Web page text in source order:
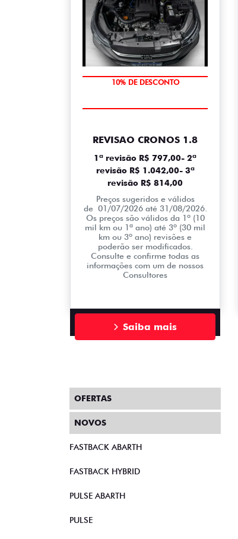
MÃO DE OBRA
REVISAO CRONOS 1.8
1ª revisão R$ 797,00- 2ª
revisão R$ 1.042,00- 3ª
revisão R$ 814,00
Preços sugeridos e válidos
de 01/07/2026 até 31/08/2026.
Os preços são válidos da 1º (10
mil km ou 1ª ano) até 3º (30 mil
km ou 3º ano) revisões e
poderão ser modificados.
Consulte e confirme todas as
informações com um de nossos
Consultores
Saiba mais
OFERTAS
NOVOS
FASTBACK ABARTH
FASTBACK HYBRID
PULSE ABARTH
PULSE